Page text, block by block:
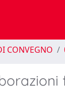
CONVEGNO